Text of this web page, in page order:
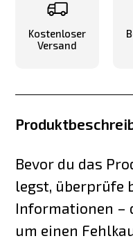
Kostenloser
Versand
Bevor du das
legst, überprüfe
Informationen –
um einen